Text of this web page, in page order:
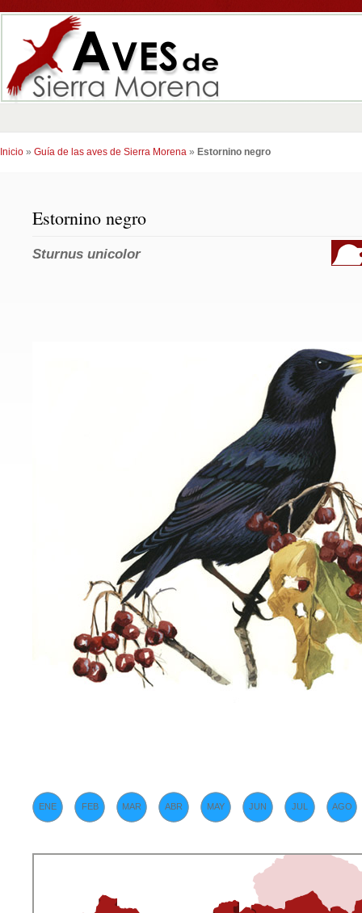
Inicio » Guía de las aves de Sierra Morena » Estornino negro
Estornino negro
Sturnus unicolor
ENE FEB MAR ABR MAY JUN JUL AGO